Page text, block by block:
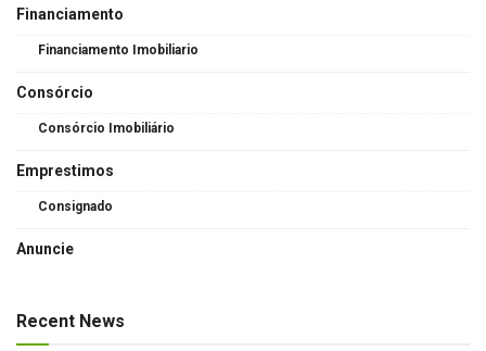
Financiamento
Financiamento Imobiliario
Consórcio
Consórcio Imobiliário
Emprestimos
Consignado
Anuncie
Recent News